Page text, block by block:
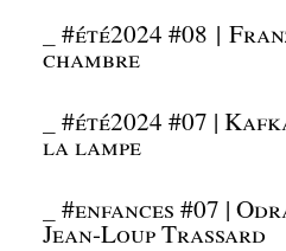
_#été2024 #08 |
chambre
_#été2024 #07 |
la lampe
_#enfances #07 |
Jean-Loup Trassard